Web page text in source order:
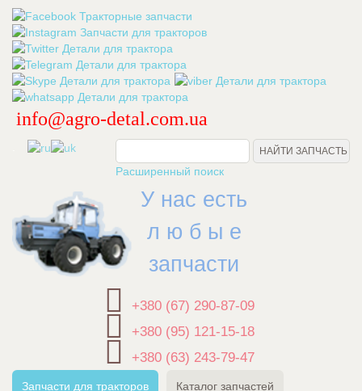
info@agro-detal.com.ua
Расширенный поиск
У нас есть
л ю б ы е
запчасти
+380 (67) 290-87-09
+380 (95) 121-15-18
+380 (63) 243-79-47
Запчасти для тракторов Каталог запчастей